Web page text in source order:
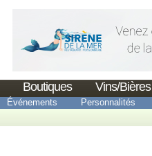
Boutiques Vins/Bières
Événements Personnalités